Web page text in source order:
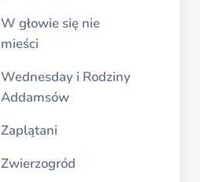
W głowie się nie
mieści
Wednesday i Rodziny
Addamsów
Zaplątani
Zwierzogród